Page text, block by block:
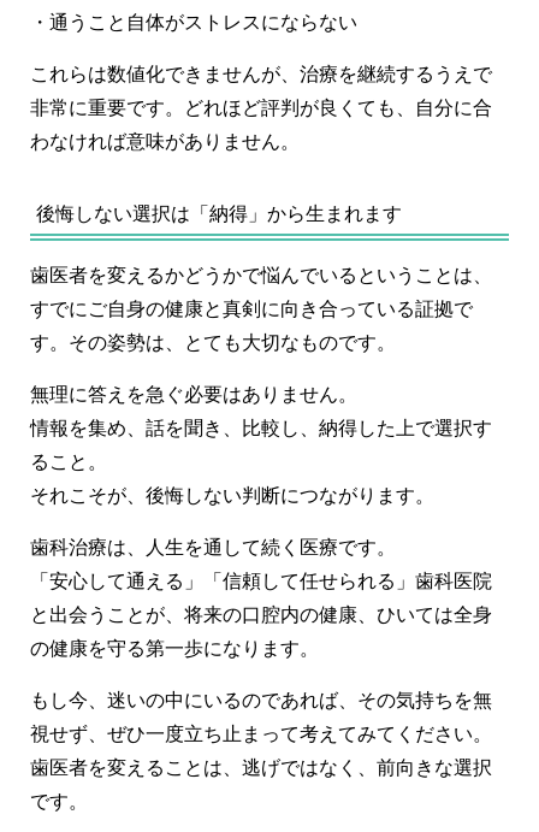
・通うこと自体がストレスにならない
これらは数値化できませんが、治療を継続するうえで
非常に重要です。どれほど評判が良くても、自分に合
わなければ意味がありません。
後悔しない選択は「納得」から生まれます
歯医者を変えるかどうかで悩んでいるということは、
すでにご自身の健康と真剣に向き合っている証拠で
す。その姿勢は、とても大切なものです。
無理に答えを急ぐ必要はありません。
情報を集め、話を聞き、比較し、納得した上で選択す
ること。
それこそが、後悔しない判断につながります。
歯科治療は、人生を通して続く医療です。
「安心して通える」「信頼して任せられる」歯科医院
と出会うことが、将来の口腔内の健康、ひいては全身
の健康を守る第一歩になります。
もし今、迷いの中にいるのであれば、その気持ちを無
視せず、ぜひ一度立ち止まって考えてみてください。
歯医者を変えることは、逃げではなく、前向きな選択
です。